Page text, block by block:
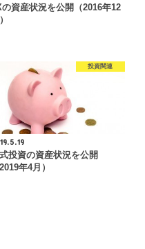
の資産状況を公開（2016年12
投資関連
投資の資産状況を公開
2019年4月）